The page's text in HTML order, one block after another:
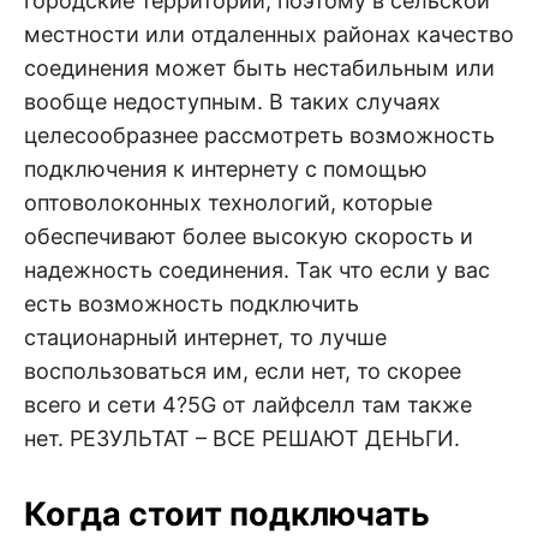
местности или отдаленных районах качество
соединения может быть нестабильным или
вообще недоступным. В таких случаях
целесообразнее рассмотреть возможность
подключения к интернету с помощью
оптоволоконных технологий, которые
обеспечивают более высокую скорость и
надежность соединения. Так что если у вас
есть возможность подключить
стационарный интернет, то лучше
воспользоваться им, если нет, то скорее
всего и сети 4?5G от лайфселл там также
нет. РЕЗУЛЬТАТ – ВСЕ РЕШАЮТ ДЕНЬГИ.
Когда стоит подключать